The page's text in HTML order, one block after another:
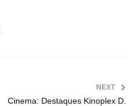
NEXT
Cinema: Destaques Kinoplex D.